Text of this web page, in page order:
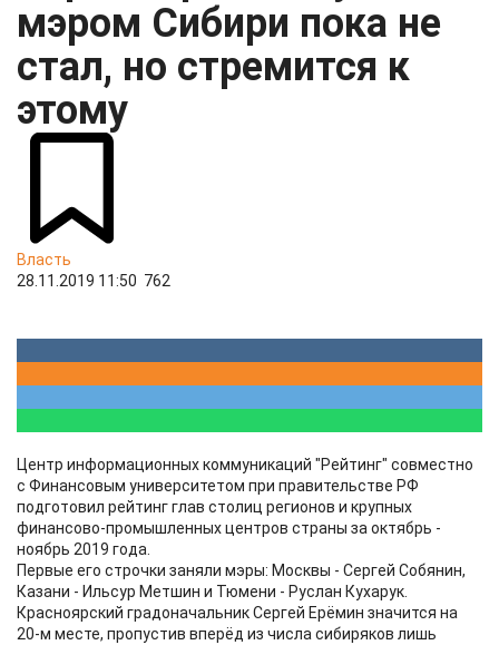
мэром Сибири пока не
стал, но стремится к
этому
Власть
28.11.2019 11:50 762
Центр информационных коммуникаций "Рейтинг" совместно
с Финансовым университетом при правительстве РФ
подготовил рейтинг глав столиц регионов и крупных
финансово-промышленных центров страны за октябрь -
ноябрь 2019 года.
Первые его строчки заняли мэры: Москвы - Сергей Собянин,
Казани - Ильсур Метшин и Тюмени - Руслан Кухарук.
Красноярский градоначальник Сергей Ерёмин значится на
20-м месте, пропустив вперёд из числа сибиряков лишь